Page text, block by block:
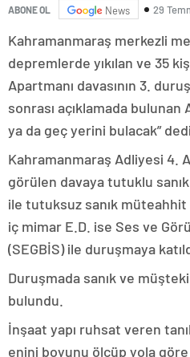
ABONE OL News 29
Kahramanmaraş merkezli
depremlerde yıkılan ve 35
Apartmanı davasının 3.
sonrası açıklamada bulunan
ya da geç yerini bulacak” dedi.
Kahramanmaraş Adliyesi 4.
görülen davaya tutuklu
ile tutuksuz sanık müteahhit
iç mimar E.D. ise Ses ve
(SEGBİS) ile duruşmaya
Duruşmada sanık ve
bulundu.
İnşaat yapı ruhsat veren
enini boyunu ölçüp yola